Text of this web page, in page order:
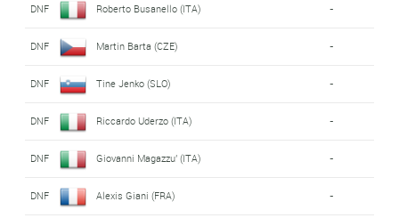
DNF Roberto Busanello (ITA) -
DNF Martin Barta (CZE) -
DNF Tine Jenko (SLO) -
DNF Riccardo Uderzo (ITA) -
DNF Giovanni Magazzu' (ITA) -
DNF Alexis Giani (FRA) -